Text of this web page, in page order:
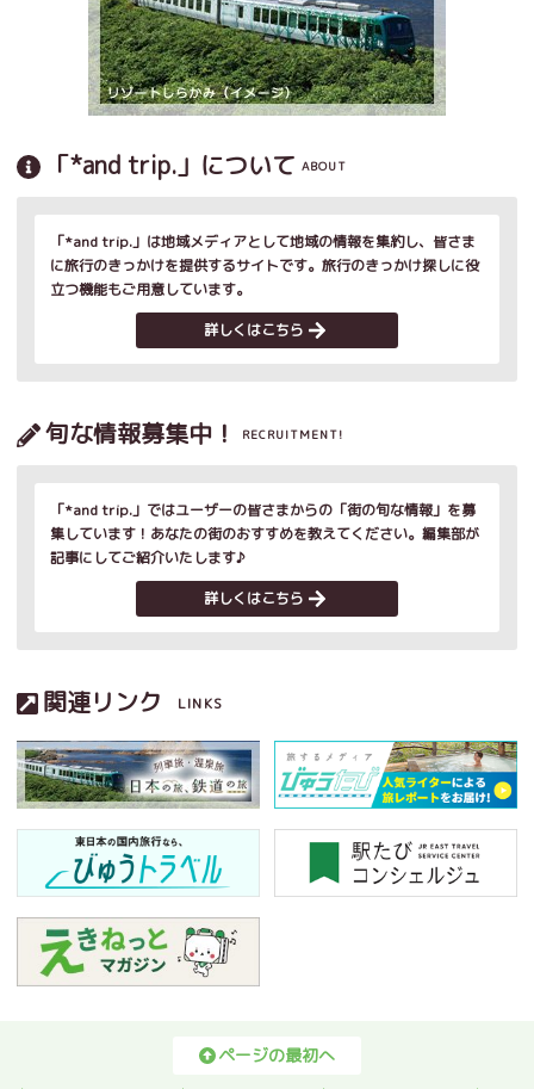
「*and trip.」について ABOUT
「*and trip.」は地域メディアとして地域の情報を集約し、皆さま
に旅行のきっかけを提供するサイトです。旅行のきっかけ探しに役
立つ機能もご用意しています。
詳しくはこちら
旬な情報募集中！ RECRUITMENT!
「*and trip.」ではユーザーの皆さまからの「街の旬な情報」を募
集しています！あなたの街のおすすめを教えてください。編集部が
記事にしてご紹介いたします♪
詳しくはこちら
関連リンク LINKS
ページの最初へ